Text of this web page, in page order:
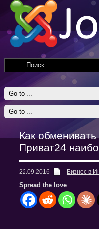
Как
Приват24
22.09.2016 Бизнес в
Spread the love